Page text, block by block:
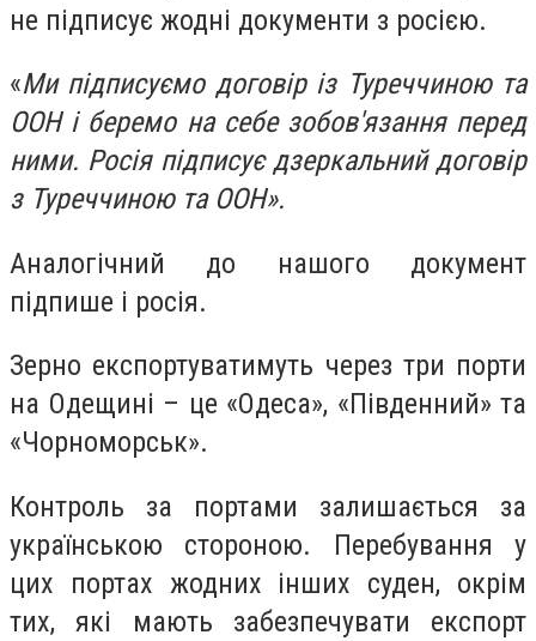
не підписує жодні документи з росією.
«Ми підписуємо договір із Туреччиною та
ООН і беремо на себе зобов'язання перед
ними. Росія підписує дзеркальний договір
з Туреччиною та ООН».
Аналогічний до нашого документ
підпише і росія.
Зерно експортуватимуть через три порти
на Одещині – це «Одеса», «Південний» та
«Чорноморськ».
Контроль за портами залишається за
українською стороною. Перебування у
цих портах жодних інших суден, окрім
тих, які мають забезпечувати експорт